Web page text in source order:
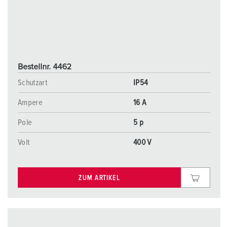
Bestellnr. 4462
Schutzart
IP54
Ampere 16 A
Pole 5 p
Volt 400 V
ZUM ARTIKEL